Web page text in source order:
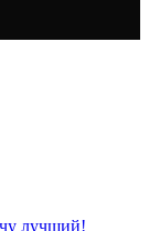
лучший!